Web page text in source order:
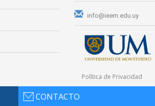
info@ieem.edu.uy
Política de Privacidad
CONTACTO